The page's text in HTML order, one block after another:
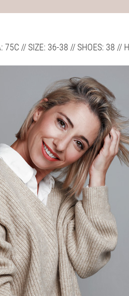
// SIZE: 36-38 // SHOES: 38 //